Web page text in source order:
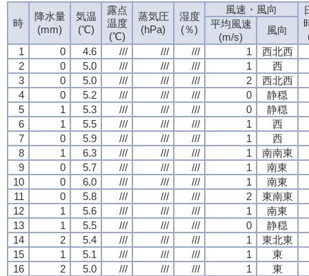
時
降水量
(mm)
気温
(℃)
露点
温度
(℃)
蒸気圧
(hPa)
湿度
(％)
風速・風向
平均風速
(m/s)
風向
1
0 4.6 /// /// /// 1
西北西
2
0 5.0 /// /// /// 1
西
3
0 5.0 /// /// /// 2
西北西
4
0 5.2 /// /// /// 0
静穏
5
1 5.3 /// /// /// 0
静穏
6
1 5.5 /// /// /// 1
西
7
0 5.9 /// /// /// 1
西
8
1 6.3 /// /// /// 1
南南東
9
0 5.7 /// /// /// 1
南東
10
0 6.0 /// /// /// 1
南東
11
0 5.8 /// /// /// 2
東南東
12
1 5.6 /// /// /// 1
南東
13
1 5.5 /// /// /// 0
静穏
14
2 5.4 /// /// /// 1
東北東
15
1 5.1 /// /// /// 1
東
16
2 5.0 /// /// /// 1
東
時
降水量
(mm)
気温
(℃)
露点
温度
(℃)
蒸気圧
(hPa)
湿度
(％)
風速・風向
平均風速
(m/s)
風向
1
0 4.6 /// /// /// 1
西北西
2
0 5.0 /// /// /// 1
西
3
0 5.0 /// /// /// 2
西北西
4
0 5.2 /// /// /// 0
静穏
5
1 5.3 /// /// /// 0
静穏
6
1 5.5 /// /// /// 1
西
7
0 5.9 /// /// /// 1
西
8
1 6.3 /// /// /// 1
南南東
9
0 5.7 /// /// /// 1
南東
10
0 6.0 /// /// /// 1
南東
11
0 5.8 /// /// /// 2
東南東
12
1 5.6 /// /// /// 1
南東
13
1 5.5 /// /// /// 0
静穏
14
2 5.4 /// /// /// 1
東北東
15
1 5.1 /// /// /// 1
東
16
2 5.0 /// /// /// 1
東
時
降水量
(mm)
気温
(℃)
露点
温度
(℃)
蒸気圧
(hPa)
湿度
(％)
風速・風向
平均風速
(m/s)
風向
1
0 4.6 /// /// /// 1
西北西
2
0 5.0 /// /// /// 1
西
3
0 5.0 /// /// /// 2
西北西
4
0 5.2 /// /// /// 0
静穏
5
1 5.3 /// /// /// 0
静穏
6
1 5.5 /// /// /// 1
西
7
0 5.9 /// /// /// 1
西
8
1 6.3 /// /// /// 1
南南東
9
0 5.7 /// /// /// 1
南東
10
0 6.0 /// /// /// 1
南東
11
0 5.8 /// /// /// 2
東南東
12
1 5.6 /// /// /// 1
南東
13
1 5.5 /// /// /// 0
静穏
14
2 5.4 /// /// /// 1
東北東
15
1 5.1 /// /// /// 1
東
16
2 5.0 /// /// /// 1
東
時
降水量
(mm)
気温
(℃)
露点
温度
(℃)
蒸気圧
(hPa)
湿度
(％)
風速・風向
平均風速
(m/s)
風向
1
0 4.6 /// /// /// 1
西北西
2
0 5.0 /// /// /// 1
西
3
0 5.0 /// /// /// 2
西北西
4
0 5.2 /// /// /// 0
静穏
5
1 5.3 /// /// /// 0
静穏
6
1 5.5 /// /// /// 1
西
7
0 5.9 /// /// /// 1
西
8
1 6.3 /// /// /// 1
南南東
9
0 5.7 /// /// /// 1
南東
10
0 6.0 /// /// /// 1
南東
11
0 5.8 /// /// /// 2
東南東
12
1 5.6 /// /// /// 1
南東
13
1 5.5 /// /// /// 0
静穏
14
2 5.4 /// /// /// 1
東北東
15
1 5.1 /// /// /// 1
東
16
2 5.0 /// /// /// 1
東